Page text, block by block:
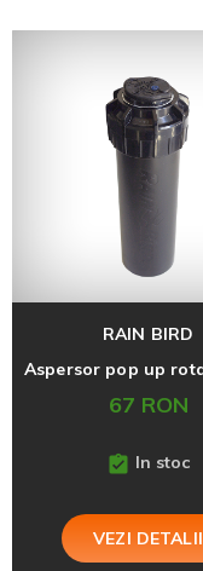
RAIN BIRD
67 RON
In stoc
VEZI DETALII